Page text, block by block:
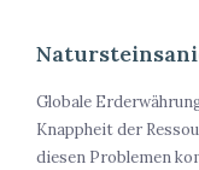
Globale
Knappheit der
diesen Problemen